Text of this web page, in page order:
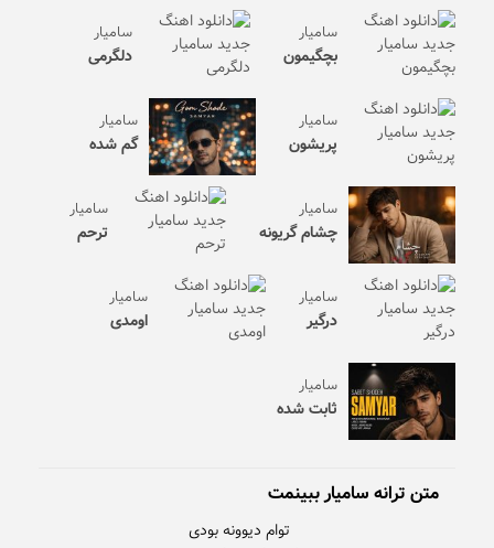
سامیار
بچگیمون
سامیار
دلگرمی
سامیار
پریشون
سامیار
گم شده
سامیار
چشام گریونه
سامیار
ترحم
سامیار
درگیر
سامیار
اومدی
سامیار
ثابت شده
متن ترانه سامیار ببینمت